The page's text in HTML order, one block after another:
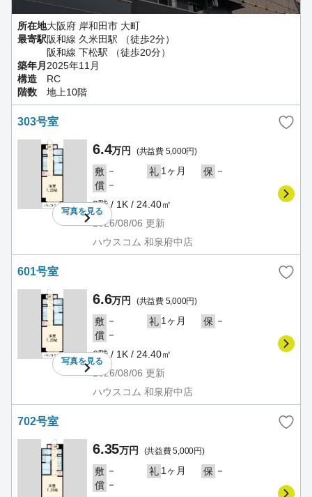
所在地大阪府 岸和田市 大町
最寄駅阪和線 久米田駅 （徒歩2分）
阪和線 下松駅 （徒歩20分）
築年月 2025年11月
構造
RC
階数
地上10階
303号室
写真を見る
6.4万円 (共益費 5,000円)
敷 － 礼 1ヶ月 保 －
償 －
3階 / 1K / 24.40㎡
2026/08/06 更新
ハウスコム 和泉府中店
601号室
写真を見る
6.6万円 (共益費 5,000円)
敷 － 礼 1ヶ月 保 －
償 －
6階 / 1K / 24.40㎡
2026/08/06 更新
ハウスコム 和泉府中店
702号室
6.35万円 (共益費 5,000円)
敷 － 礼 1ヶ月 保 －
償 －